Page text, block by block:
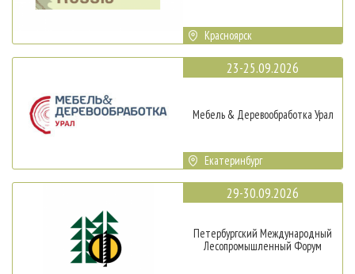
Красноярск
23-25.09.2026
Мебель & Деревообработка Урал
Екатеринбург
29-30.09.2026
Петербургский Международный
Лесопромышленный Форум